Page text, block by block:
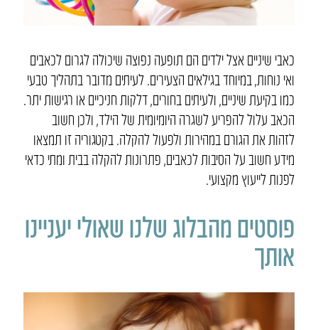
כאבי שיניים אצל ילדים הם תופעה נפוצה שיכולה לגרום לכאבים
ואי נוחות, במיוחד בגילאים הצעירים. לעיתים מדובר בתהליך טבעי
כמו בקיעת שיניים, ולעיתים בחורים, דלקות חניכיים או רגישות יתר.
הכאב עלול להפריע לשגרה היומיומית של הילד, ולכן חשוב
לזהות את הגורם במהירות ולפעול להקלה. בקטגוריה זו תמצאו
מידע חשוב על הסיבות לכאבים, פתרונות להקלה בבית ומתי כדאי
לפנות לייעוץ מקצועי.
פוסטים מהבלוג שלנו שאולי יעניינו
אותך